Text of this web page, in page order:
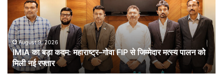
महाराष्ट्र–
गोवा
FIP
से
जिम्मेदार
मत्स्य
पालन
August 9, 2026
IMIA का बड़ा कदम: महाराष्ट्र–गोवा FIP से जिम्मेदार मत्स्य पालन को
मिली नई रफ्तार